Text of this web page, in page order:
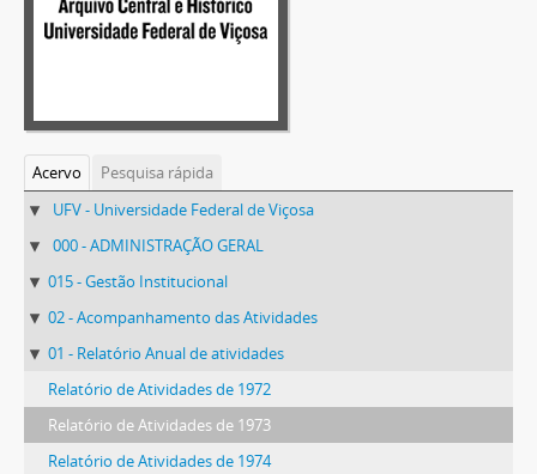
Acervo
Pesquisa rápida
UFV - Universidade Federal de Viçosa
000 - ADMINISTRAÇÃO GERAL
015 - Gestão Institucional
02 - Acompanhamento das Atividades
01 - Relatório Anual de atividades
Relatório de Atividades de 1972
Relatório de Atividades de 1973
Relatório de Atividades de 1974